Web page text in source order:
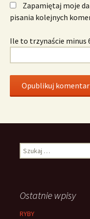
Zapamiętaj moje
pisania kolejnych
Ile to trzynaście minus
Szukaj:
Ostatnie wpisy
RYBY